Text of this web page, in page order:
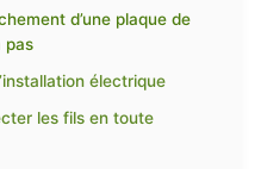
d’une plaque de
pas
électrique
les fils en toute